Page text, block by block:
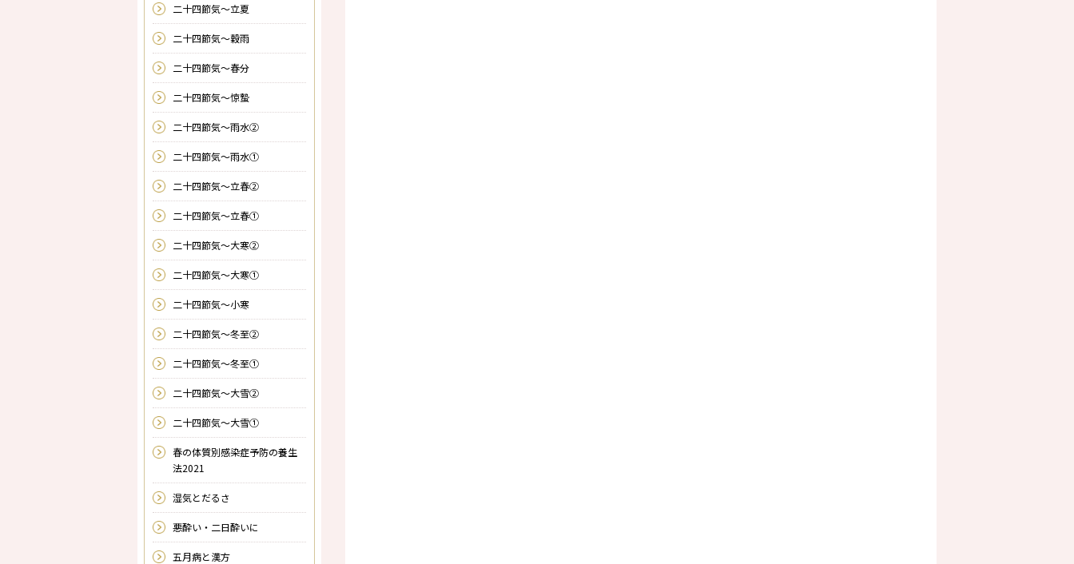
二十四節気～立夏
二十四節気～穀雨
二十四節気～春分
二十四節気～惊蟄
二十四節気～雨水②
二十四節気～雨水①
二十四節気～立春②
二十四節気～立春①
二十四節気～大寒②
二十四節気～大寒①
二十四節気～小寒
二十四節気～冬至②
二十四節気～冬至①
二十四節気～大雪②
二十四節気～大雪①
春の体質別感染症予防の養生
法2021
湿気とだるさ
悪酔い・二日酔いに
五月病と漢方